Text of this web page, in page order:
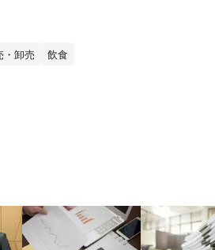
・卸売 飲食